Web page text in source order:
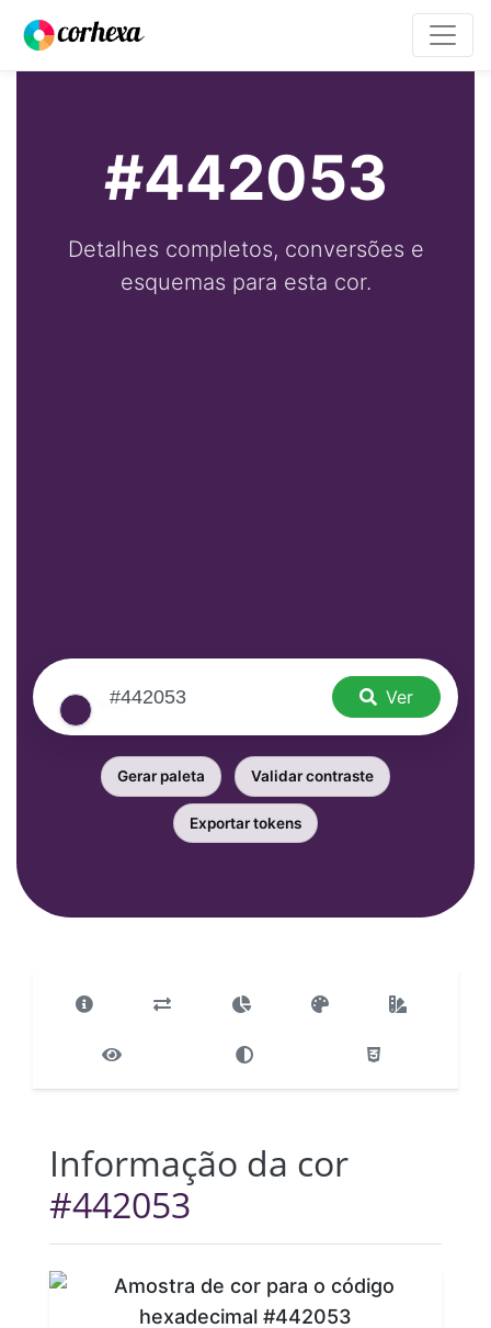
#442053
Detalhes completos, conversões e
esquemas para esta cor.
Ver
Gerar paleta Validar contraste
Exportar tokens
Informação da cor
#442053